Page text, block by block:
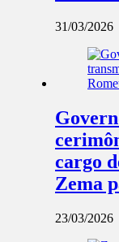
31/03/2026
cargo
Zema
23/03/2026